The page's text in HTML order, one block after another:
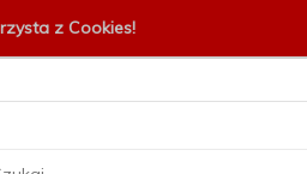
z Cookies!